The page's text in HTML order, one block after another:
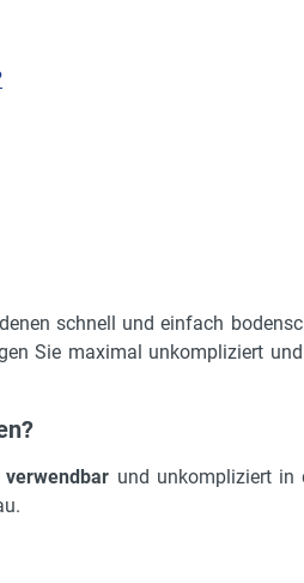
schnell und einfach
Sie maximal unkompliziert
und unkompliziert in